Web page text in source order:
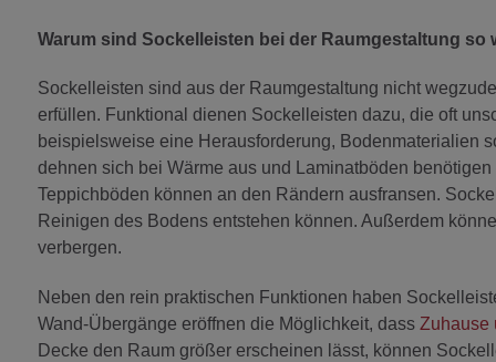
Warum sind Sockelleisten bei der Raumgestaltung so
Sockelleisten sind aus der Raumgestaltung nicht
erfüllen. Funktional dienen Sockelleisten dazu, die oft
beispielsweise eine Herausforderung, Bodenmaterialien
dehnen sich bei Wärme aus und Laminatböden
Teppichböden können an den Rändern ausfransen.
Reinigen des Bodens entstehen können. Außerdem
verbergen.
Neben den rein praktischen Funktionen haben
Wand-Übergänge eröffnen die Möglichkeit, dass Zuhause
Decke den Raum größer erscheinen lässt, können